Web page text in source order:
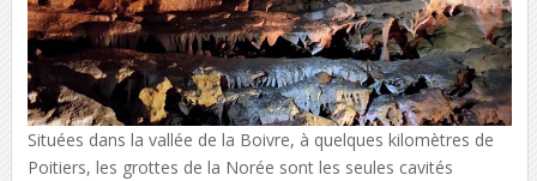
Situées dans la vallée de la Boivre, à quelques kilomètres de
Poitiers, les grottes de la Norée sont les seules cavités